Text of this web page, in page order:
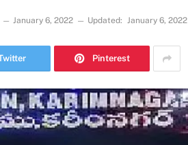
January 6, 2022 Updated: January 6, 2022
Pinterest